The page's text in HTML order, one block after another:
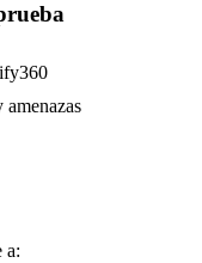
amenazas
a: